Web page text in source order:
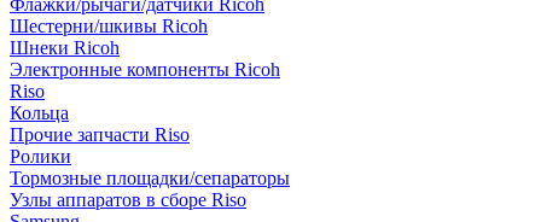
Флажки/рычаги/датчики Ricoh
Шестерни/шкивы Ricoh
Шнеки Ricoh
Электронные компоненты Ricoh
Riso
Кольца
Прочие запчасти Riso
Ролики
Тормозные площадки/сепараторы
Узлы аппаратов в сборе Riso